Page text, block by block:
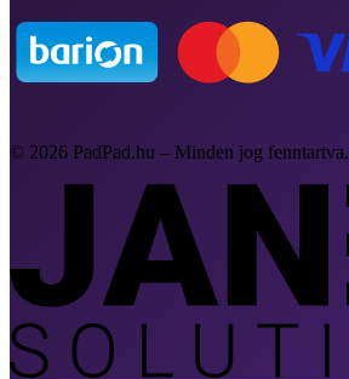
© 2026 PadPad.hu – Minden jog fenntartva.